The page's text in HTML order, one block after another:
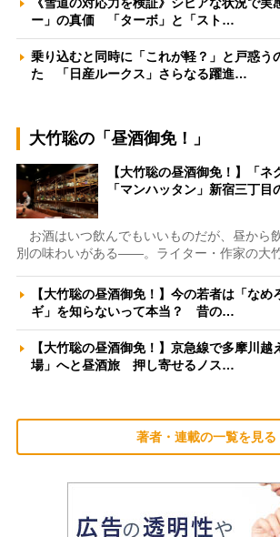
《雪道の対応力を検証》シビアな状況で実
ー」の真価 「ターボ」と「スト…
乗り込むと同時に「これが軽？」と戸惑う
た 「日産ルークス」さらなる躍進…
大竹聡の「昼酒御免！」
【大竹聡の昼酒御免！】「ネ
「マンハッタン」新宿三丁
お酒はいつ飲んでもいいものだが、昼から
別の味わいがある――。ライター・作家の大
【大竹聡の昼酒御免！】今の若者は「なめ
ギ」を知らないって本当？ 昔の…
【大竹聡の昼酒御免！】京急線で多摩川越
場」へと昼酒旅 押し寄せるノス…
著者・連載の一覧を見る